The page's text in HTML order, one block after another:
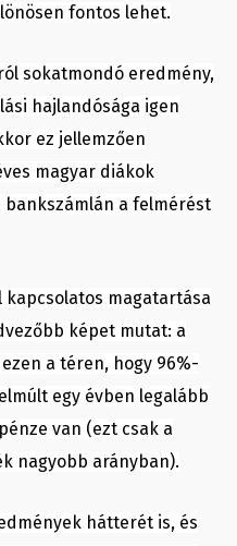
fontos lehet.
sokatmondó eredmény,
hajlandósága igen
ez jellemzően
magyar diákok
bankszámlán a felmérést
magatartása
képet mutat: a
a téren, hogy 96%-
egy évben legalább
van (ezt csak a
nagyobb arányban).
hátterét is, és